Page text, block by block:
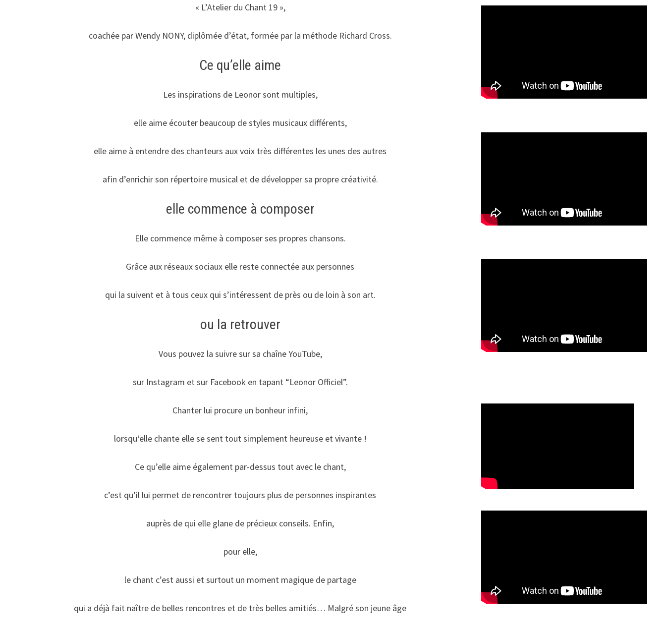
« L’Atelier du Chant 19 »,
coachée par Wendy NONY, diplômée d’état, formée par la méthode Richard Cross.
Ce qu’elle aime
Les inspirations de Leonor sont multiples,
elle aime écouter beaucoup de styles musicaux différents,
elle aime à entendre des chanteurs aux voix très différentes les unes des autres
afin d’enrichir son répertoire musical et de développer sa propre créativité.
elle commence à composer
Elle commence même à composer ses propres chansons.
Grâce aux réseaux sociaux elle reste connectée aux personnes
qui la suivent et à tous ceux qui s’intéressent de près ou de loin à son art.
ou la retrouver
Vous pouvez la suivre sur sa chaîne YouTube,
sur Instagram et sur Facebook en tapant “Leonor Officiel”.
Chanter lui procure un bonheur infini,
lorsqu‘elle chante elle se sent tout simplement heureuse et vivante !
Ce qu’elle aime également par-dessus tout avec le chant,
c’est qu’il lui permet de rencontrer toujours plus de personnes inspirantes
auprès de qui elle glane de précieux conseils. Enfin,
pour elle,
le chant c’est aussi et surtout un moment magique de partage
qui a déjà fait naître de belles rencontres et de très belles amitiés… Malgré son jeune âge